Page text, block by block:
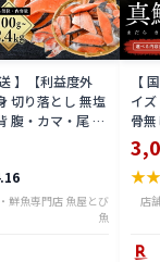
】【利益度外
切り落とし 無塩
腹・カマ・尾 ］
り・骨無し 骨
骨取り・骨無し
鮮魚専門店 魚屋とび
魚
【
イ
骨
(真
ライ
★
店